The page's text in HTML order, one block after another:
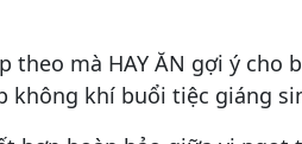
theo mà HAY ĂN gợi ý cho
không khí buổi tiệc giáng